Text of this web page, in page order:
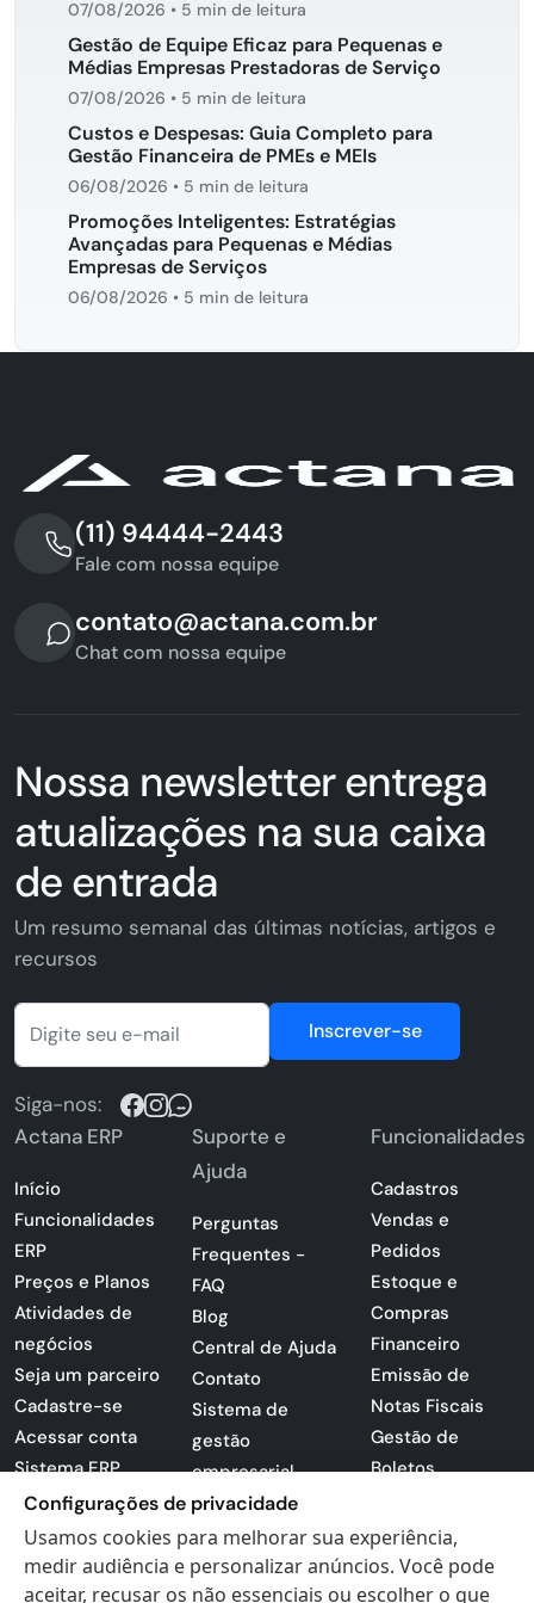
07/08/2026 • 5 min de leitura
Gestão de Equipe Eficaz para Pequenas e
Médias Empresas Prestadoras de Serviço
07/08/2026 • 5 min de leitura
Custos e Despesas: Guia Completo para
Gestão Financeira de PMEs e MEIs
06/08/2026 • 5 min de leitura
Promoções Inteligentes: Estratégias
Avançadas para Pequenas e Médias
Empresas de Serviços
06/08/2026 • 5 min de leitura
(11) 94444-2443
Fale com nossa equipe
contato@actana.com.br
Chat com nossa equipe
Nossa newsletter entrega
atualizações na sua caixa
de entrada
Um resumo semanal das últimas notícias, artigos e
recursos
Inscrever-se
Siga-nos:
Actana ERP
Início
Funcionalidades
ERP
Preços e Planos
Atividades de
negócios
Seja um parceiro
Cadastre-se
Acessar conta
Sistema ERP
Apresentação
PDF
Loja -
Certificados
Suporte e
Ajuda
Perguntas
Frequentes -
FAQ
Blog
Central de Ajuda
Contato
Sistema de
gestão
empresarial
Sistema para
lojas
Preferências de
cookies
Funcionalidades
Cadastros
Vendas e
Pedidos
Estoque e
Compras
Financeiro
Emissão de
Notas Fiscais
Gestão de
Boletos
Configurações de privacidade
Usamos cookies para melhorar sua experiência,
medir audiência e personalizar anúncios. Você pode
aceitar, recusar os não essenciais ou escolher o que